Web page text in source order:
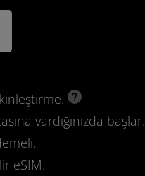
vardığınızda başlar.
eSIM.